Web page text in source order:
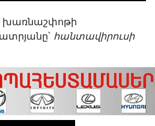
խառնաշփոթի
հանտավիրուսի